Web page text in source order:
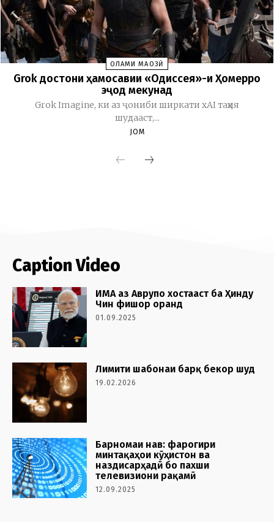
Caption Video
ИМА аз Аврупо хостааст ба Ҳинду
Чин фишор оранд
01.09.2025
Лимити шабонаи барқ бекор шуд
19.02.2026
Барномаи нав: фарогири
минтақаҳои кӯҳистон ва
наздисарҳадӣ бо пахши
телевизиони рақамӣ
12.09.2025